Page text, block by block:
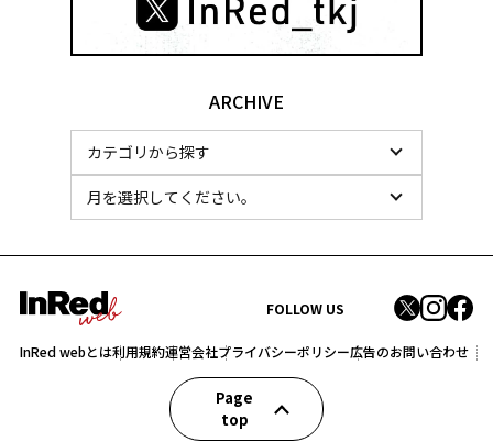
ARCHIVE
FOLLOW US
InRed webとは利用規約運営会社プライバシーポリシー広告のお問い合わせ
Page
top